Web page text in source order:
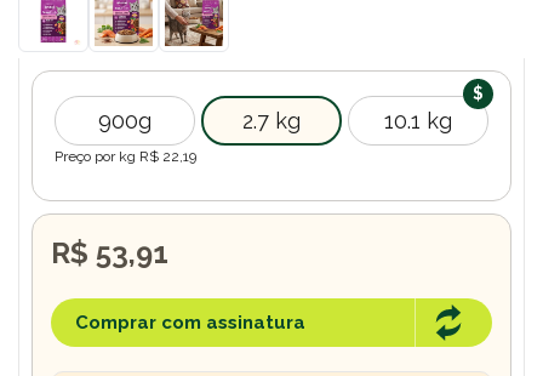
900g 2.7 kg 10.1 kg
Preço por kg R$ 22,19
R$ 53,91
Comprar com assinatura